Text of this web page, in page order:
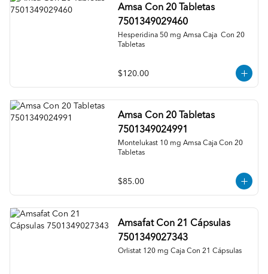
Amsa Con 20 Tabletas
7501349029460
Hesperidina 50 mg Amsa Caja  Con 20
Tabletas
$120.00
Amsa Con 20 Tabletas
7501349024991
Montelukast 10 mg Amsa Caja Con 20
Tabletas
$85.00
Amsafat Con 21 Cápsulas
7501349027343
Orlistat 120 mg Caja Con 21 Cápsulas